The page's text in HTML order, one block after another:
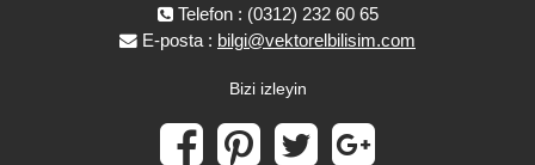
Telefon : (0312) 232 60 65
E-posta : bilgi@vektorelbilisim.com
Bizi izleyin